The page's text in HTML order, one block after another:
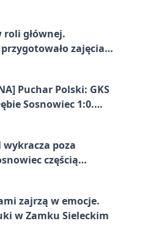
roli głównej.
zajęcia
Puchar Polski: GKS
Sosnowiec 1:0.
wykracza poza
częścią
zajrzą w emocje.
w Zamku Sieleckim